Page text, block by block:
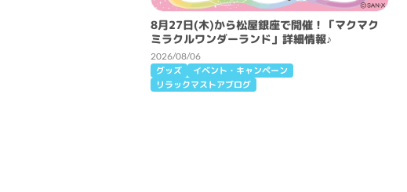
8月27日(木)から松屋銀座で開催！「マクマク
ミラクルワンダーランド」詳細情報♪
2026/08/06
グッズ
イベント・キャンペーン
リラックマストアブログ